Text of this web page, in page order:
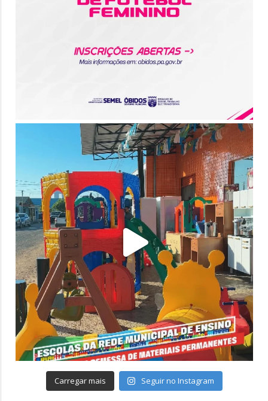
Carregar mais Seguir no Instagram